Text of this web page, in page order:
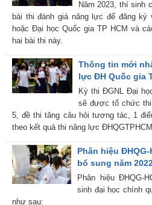
Năm 2023, thí sinh
bài thi đánh giá năng lực để đăng
hoặc Đại học Quốc gia TP HCM và
hai bài thi này.
Thông tin mới
lực ĐH Quốc gia
Kỳ thi ĐGNL Đại
sẽ được tổ chức
5, đề thi tăng câu hỏi tương tác, 1
theo kết quả thi năng lực
Phân hiệu
bổ sung năm
Phân hiệu ĐHQG-
sinh đại học chính
như sau: